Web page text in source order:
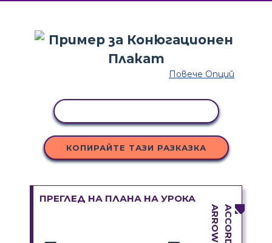
Повече Опций
КОПИРАЙТЕ ТАЗИ РАЗКАЗКА
ПРЕГЛЕД НА ПЛАНА НА УРОКА